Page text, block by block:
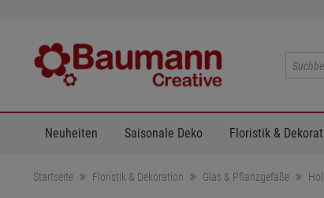
Neuheiten Saisonale Deko Floristik &
Startseite Floristik & Dekoration Glas & Pflanzgefäße